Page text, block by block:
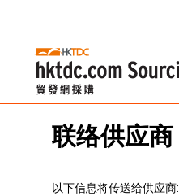
联络供应商
以下信息将传送给供应商: